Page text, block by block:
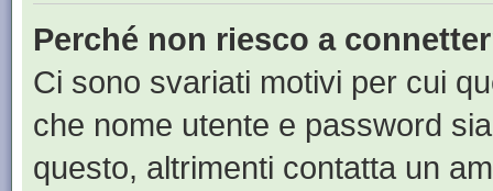
Perché non riesco a
Ci sono svariati motivi per cui
che nome utente e password
questo, altrimenti contatta un